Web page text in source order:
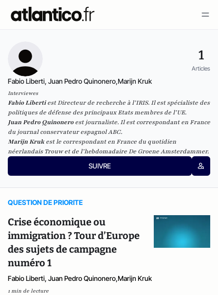
1
Articles
Fabio Liberti, Juan Pedro Quinonero,Marijn Kruk
Interviewes
Fabio Libertiest Directeur de recherche à l’IRIS. Il est spécialiste des
politiques de défense des principaux Etats membres de l’UE.
Juan Pedro Quinoneroest journaliste. Il est correspondant en France
du journal conservateur espagnol ABC.
Marijn Krukest le correspondant en France du quotidien
néerlandaisTrouwet de l’hebdomadaireDe Groene Amsterdammer.
SUIVRE
QUESTION DE PRIORITE
Crise économique ou
immigration ? Tour d’Europe
des sujets de campagne
numéro 1
Fabio Liberti, Juan Pedro Quinonero,Marijn Kruk
1 min de lecture